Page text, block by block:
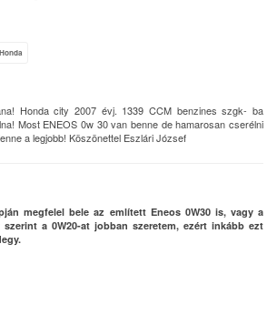
Honda city 2007 évj. 1339 CCM benzines szgk- ba
Most ENEOS 0w 30 van benne de hamarosan cserélni
a legjobb! Köszönettel Eszlári József
megfelel bele az említett Eneos 0W30 is, vagy a
szerint a 0W20-at jobban szeretem, ezért inkább ezt